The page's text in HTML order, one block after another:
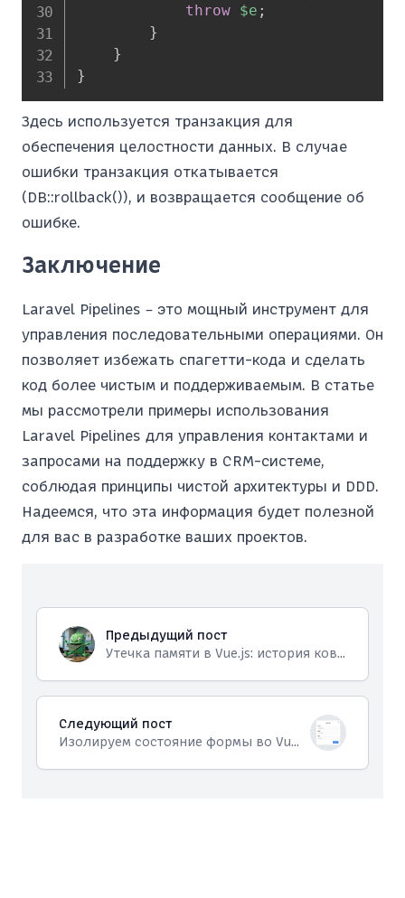
throw $e ;
}
}
}
Здесь используется транзакция для
обеспечения целостности данных. В случае
ошибки транзакция откатывается
(DB::rollback()), и возвращается сообщение об
ошибке.
Заключение
Laravel Pipelines – это мощный инструмент для
управления последовательными операциями. Он
позволяет избежать спагетти-кода и сделать
код более чистым и поддерживаемым. В статье
мы рассмотрели примеры использования
Laravel Pipelines для управления контактами и
запросами на поддержку в CRM-системе,
соблюдая принципы чистой архитектуры и DDD.
Надеемся, что эта информация будет полезной
для вас в разработке ваших проектов.
Предыдущий пост
Утечка памяти в Vue.js: история коварного бага
Следующий пост
Изолируем состояние формы во Vue 3 с помощью паттерна "Отложенный v-model"